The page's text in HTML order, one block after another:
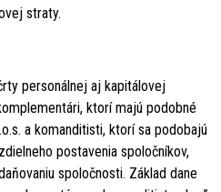
straty.
personálnej aj kapitálovej
ktorí majú podobné
a komanditisti, ktorí sa podobajú
postavenia spoločníkov,
spoločnosti. Základ dane